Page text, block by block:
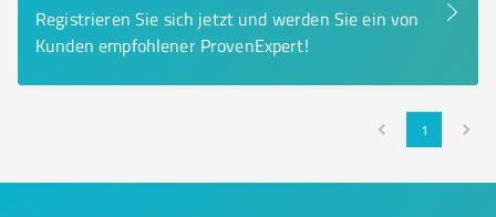
Registrieren Sie sich jetzt und werden Sie ein von
Kunden empfohlener ProvenExpert!
1